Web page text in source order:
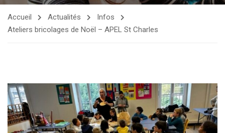
Accueil Actualités
Infos
Ateliers bricolages de Noël – APEL St Charles